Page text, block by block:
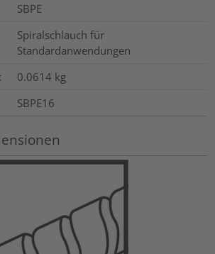
SBPE
Spiralschlauch für
Standardanwendungen
0.0614 kg
SBPE16